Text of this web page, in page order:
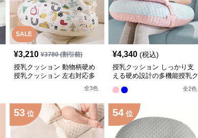
SALE
¥3,210 ¥3780(割引前)
授乳クッション 動物柄硬め
授乳クッション 左右対応多
全3色
¥4,340 (税込)
授乳クッション しっかり支
える硬め設計の多機能授乳ク
全2色
53 位 54 位